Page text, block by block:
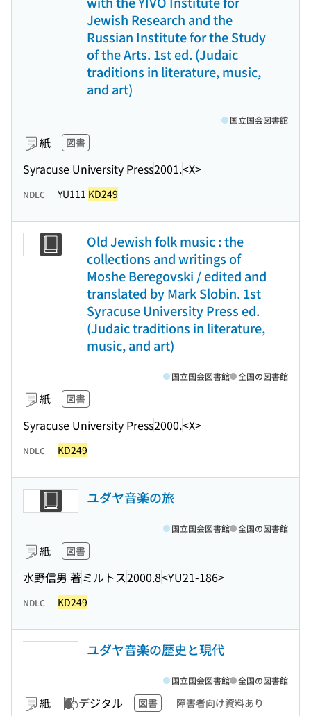
Jewish Research and the
Russian Institute for the Study
of the Arts. 1st ed. (Judaic
traditions in literature, music,
and art)
紙 図書
Syracuse University Press2001.<X>
国立国会図書館
NDLC YU111 KD249
Old Jewish folk music : the
collections and writings of
Moshe Beregovski / edited and
translated by Mark Slobin. 1st
Syracuse University Press ed.
(Judaic traditions in literature,
music, and art)
紙 図書
Syracuse University Press2000.<X>
国立国会図書館 全国の図書館
NDLC KD249
ユダヤ音楽の旅
紙 図書
水野信男 著ミルトス2000.8<YU21-186>
国立国会図書館 全国の図書館
NDLC KD249
ユダヤ音楽の歴史と現代
紙 デジタル 図書 障害者向け資料あり
国立国会図書館 全国の図書館